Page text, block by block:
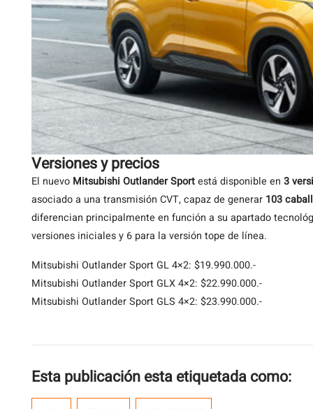
Versiones y precios
El nuevo Mitsubishi Outlander Sportestá disponible en 3
asociado a una transmisión CVT, capaz de generar 103
diferencian principalmente en función a su apartado
versiones iniciales y 6 para la versión tope de línea.
Mitsubishi Outlander Sport GL 4×2: $19.990.000.-
Mitsubishi Outlander Sport GLX 4×2: $22.990.000.-
Mitsubishi Outlander Sport GLS 4×2: $23.990.000.-
Esta publicación esta etiquetada como: